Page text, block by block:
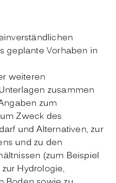
geplante Vorhaben in
weiteren
zusammen
zum
Zweck des
und Alternativen, zur
und zu den
(zum Beispiel
Hydrologie,